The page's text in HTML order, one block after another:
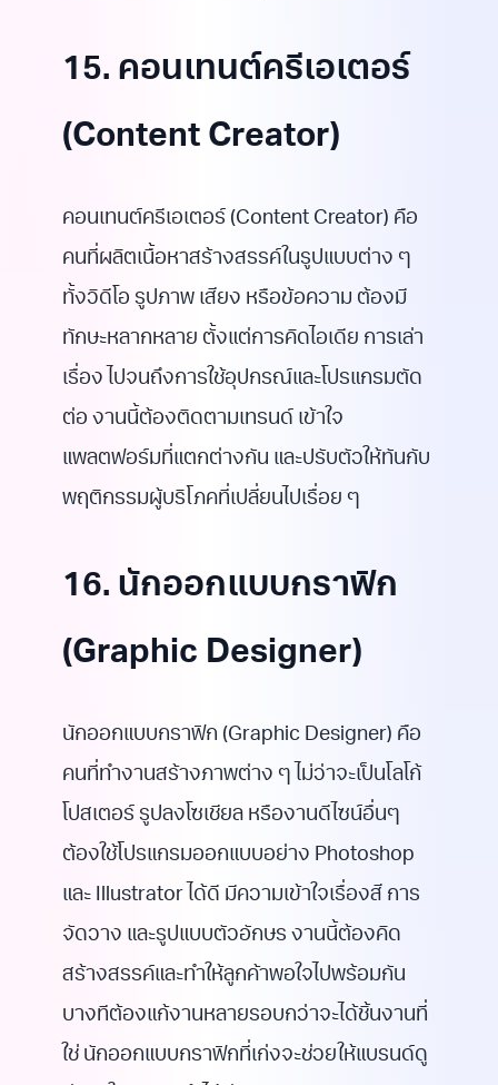
15. คอนเทนต์ครีเอเตอร์
(Content Creator)
คอนเทนต์ครีเอเตอร์ (Content Creator) คือ
คนที่ผลิตเนื้อหาสร้างสรรค์ในรูปแบบต่าง ๆ
ทั้งวิดีโอ รูปภาพ เสียง หรือข้อความ ต้องมี
ทักษะหลากหลาย ตั้งแต่การคิดไอเดีย การเล่า
เรื่อง ไปจนถึงการใช้อุปกรณ์และโปรแกรมตัด
ต่อ งานนี้ต้องติดตามเทรนด์ เข้าใจ
แพลตฟอร์มที่แตกต่างกัน และปรับตัวให้ทันกับ
พฤติกรรมผู้บริโภคที่เปลี่ยนไปเรื่อย ๆ
16. นักออกแบบกราฟิก
(Graphic Designer)
นักออกแบบกราฟิก (Graphic Designer) คือ
คนที่ทำงานสร้างภาพต่าง ๆ ไม่ว่าจะเป็นโลโก้
โปสเตอร์ รูปลงโซเชียล หรืองานดีไซน์อื่นๆ
ต้องใช้โปรแกรมออกแบบอย่าง Photoshop
และ Illustrator ได้ดี มีความเข้าใจเรื่องสี การ
จัดวาง และรูปแบบตัวอักษร งานนี้ต้องคิด
สร้างสรรค์และทำให้ลูกค้าพอใจไปพร้อมกัน
บางทีต้องแก้งานหลายรอบกว่าจะได้ชิ้นงานที่
ใช่ นักออกแบบกราฟิกที่เก่งจะช่วยให้แบรนด์ดู